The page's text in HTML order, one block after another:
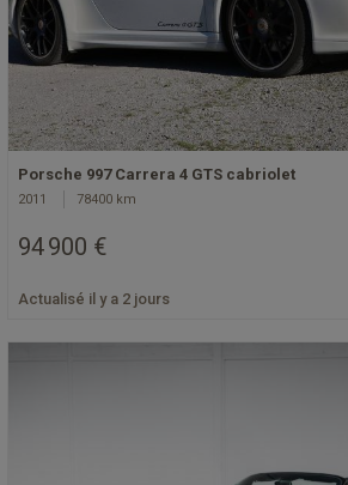
Porsche 997 Carrera 4 GTS cabriolet
2011 78400 km
94 900 €
Actualisé il y a 2 jours